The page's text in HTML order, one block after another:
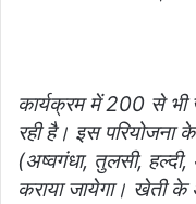
कार्यक्रम में 200 से भी
रही है। इस
(अष्वगंधा, तुलसी,
कराया जायेगा। खेती के